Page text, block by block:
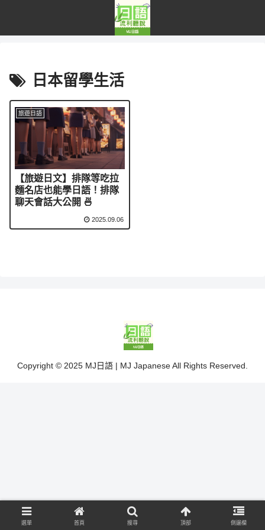
日本留學生活
旅遊日語
【旅遊日文】排隊等吃拉
麵名店也能學日語！排隊
聊天會話大公開 🍜
2025.09.06
Copyright © 2025 MJ日語 | MJ Japanese All Rights Reserved.
選單 首頁 搜尋 頂部 側邊欄